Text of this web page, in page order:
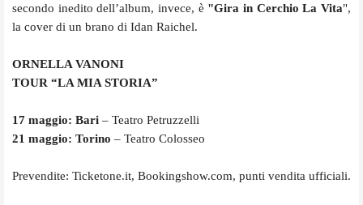
secondo inedito dell’album, invece, è "Gira in Cerchio La Vita",
la cover di un brano di Idan Raichel.
ORNELLA VANONI
TOUR “LA MIA STORIA”
17 maggio: Bari – Teatro Petruzzelli
21 maggio: Torino – Teatro Colosseo
Prevendite: Ticketone.it, Bookingshow.com, punti vendita ufficiali.